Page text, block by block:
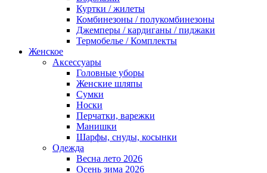
Куртки / жилеты
Комбинезоны / полукомбинезоны
Джемперы / кардиганы / пиджаки
Термобелье / Комплекты
Женское
Аксессуары
Головные уборы
Женские шляпы
Сумки
Носки
Перчатки, варежки
Манишки
Шарфы, снуды, косынки
Одежда
Весна лето 2026
Осень зима 2026